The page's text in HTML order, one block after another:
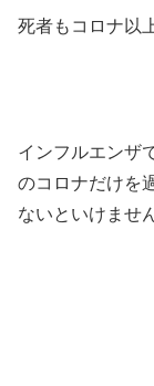
死者もコロナ以
インフルエンザ
のコロナだけを
ないといけませ